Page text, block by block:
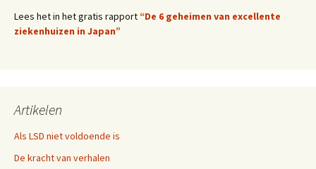
Lees het in het gratis rapport “De 6 geheimen van excellente
ziekenhuizen in Japan”
Artikelen
Als LSD niet voldoende is
De kracht van verhalen